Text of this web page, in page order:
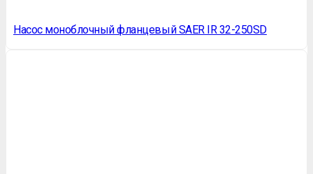
Насос моноблочный фланцевый SAER IR 32-250SD